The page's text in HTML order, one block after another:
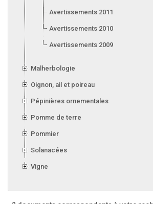
Avertissements 2011
Avertissements 2010
Avertissements 2009
Malherbologie
Oignon, ail et poireau
Pépinières ornementales
Pomme de terre
Pommier
Solanacées
Vigne